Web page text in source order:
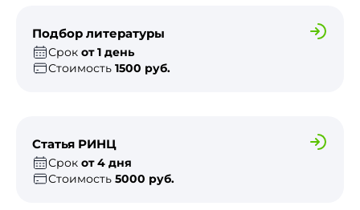
Подбор литературы
Срок от 1 день
Стоимость 1500 руб.
Статья РИНЦ
Срок от 4 дня
Стоимость 5000 руб.